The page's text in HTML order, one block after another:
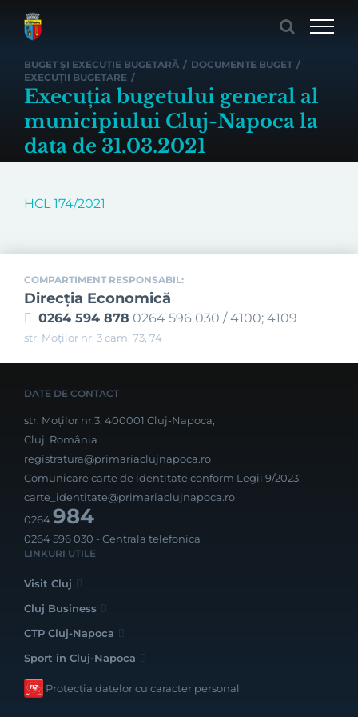
BUGET ȘI EXECUȚIE BUGETARĂ / DOCUMENTE BUGET /
EXECUȚII BUGETARE /
Execuția bugetului general al
municipiului Cluj-Napoca la
data de 31.03.2021
HCL 174/2021
COMPARTIMENT RESPONSABIL:
Direcţia Economică
0264 594 878 0264 596 030 / 4100; 4109
str. Moților nr. 3 cam. 73, 74
DATE DE CONTACT
str. Moților nr.3, 400001 Cluj-Napoca,
Cluj, România
registratura@primariaclujnapoca.ro
Comunicare carte de identitate conform Legii 9/2023:
carte_identitate@primariaclujnapoca.ro
0264984
0264 596 030 - Centrala telefonica
LINKURI UTILE
Visit Cluj
Cluj Business
CTP Cluj-Napoca
Sport în Cluj-Napoca
Protecția datelor cu caracter personal